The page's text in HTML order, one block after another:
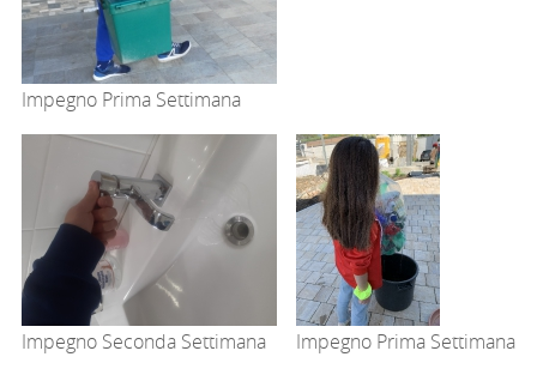
Impegno Prima Settimana
Impegno Seconda Settimana Impegno Prima Settimana